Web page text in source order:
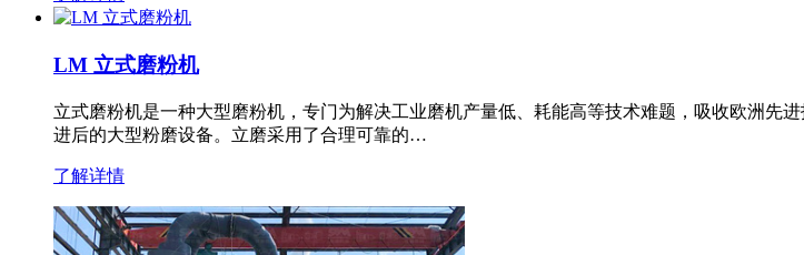
LM 立式磨粉机
立式磨粉机是一种大型磨粉机，专门为解决工业磨机产量低、耗能高等技术难题，吸收欧洲先
进后的大型粉磨设备。立磨采用了合理可靠的…
了解详情